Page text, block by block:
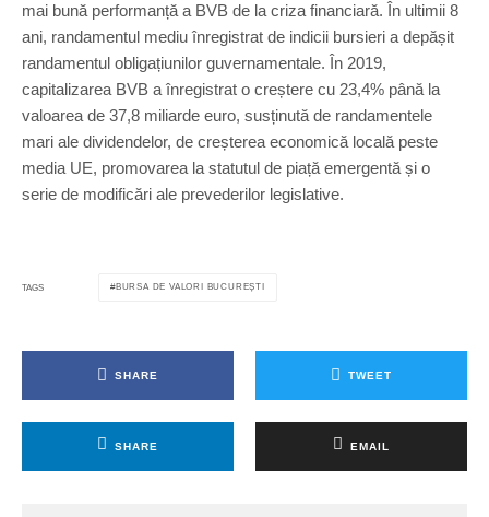
mai bună performanță a BVB de la criza financiară. În ultimii 8
ani, randamentul mediu înregistrat de indicii bursieri a depășit
randamentul obligațiunilor guvernamentale. În 2019,
capitalizarea BVB a înregistrat o creștere cu 23,4% până la
valoarea de 37,8 miliarde euro, susținută de randamentele
mari ale dividendelor, de creșterea economică locală peste
media UE, promovarea la statutul de piață emergentă și o
serie de modificări ale prevederilor legislative.
TAGS BURSA DE VALORI BUCUREȘTI
SHARE TWEET
SHARE EMAIL